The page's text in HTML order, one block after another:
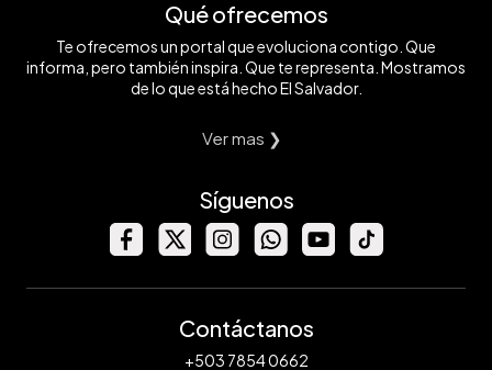
Qué ofrecemos
Te ofrecemos un portal que evoluciona contigo. Que
informa, pero también inspira. Que te representa. Mostramos
de lo que está hecho El Salvador.
Ver mas ❯
Síguenos
Contáctanos
+503 7854 0662